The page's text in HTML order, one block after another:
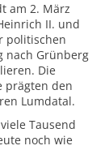
am 2. März
II. und
politischen
nach Grünberg
Die
prägten den
Lumdatal.
Tausend
noch wie